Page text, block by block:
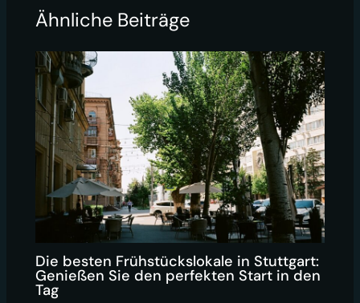
Ähnliche Beiträge
Die besten Frühstückslokale in Stuttgart:
Genießen Sie den perfekten Start in den
Tag